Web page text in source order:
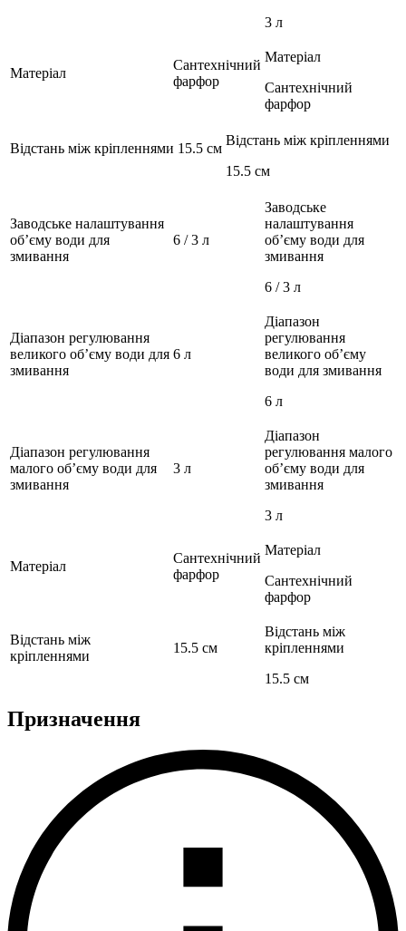
3 л
Матеріал
Сантехнічний
фарфор
Матеріал
Сантехнічний
фарфор
Відстань між кріпленнями 15.5 см
Відстань між кріпленнями
15.5 см
Заводське налаштування
об’єму води для
змивання
6 / 3 л
Заводське
налаштування
об’єму води для
змивання
6 / 3 л
Діапазон регулювання
великого об’єму води для
змивання
6 л
Діапазон
регулювання
великого об’єму
води для змивання
6 л
Діапазон регулювання
малого об’єму води для
змивання
3 л
Діапазон
регулювання малого
об’єму води для
змивання
3 л
Матеріал
Сантехнічний
фарфор
Матеріал
Сантехнічний
фарфор
Відстань між
кріпленнями
15.5 см
Відстань між
кріпленнями
15.5 см
Призначення